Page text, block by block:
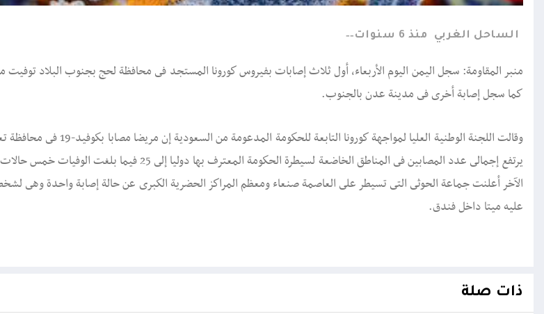
الساحل الغربي منذ 6 سنوات
منبر المقاومة: سجل اليمن اليوم الأربعاء، أول ثلاث إصابات بفيروس كورونا المستجد فى محافظة لحج بجنوب البلاد توفيت
كما سجل إصابة أخرى فى مدينة عدن بالجنوب.
وقالت اللجنة الوطنية العليا لمواجهة كورونا التابعة
يرتفع إجمالى عدد المصابين فى المناطق الخاضعة لسيطرة الحكومة المعترف بها دوليا إلى
الآخر أعلنت جماعة الحوثى التى تسيطر على العاصمة صنعاء ومعظم المراكز الحضرية الكبرى عن حالة إصابة واحدة وهى
عليه ميتا داخل فندق.
ذات صلة